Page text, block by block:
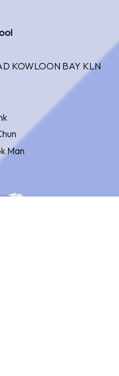
KOWLOON BAY KLN
Man